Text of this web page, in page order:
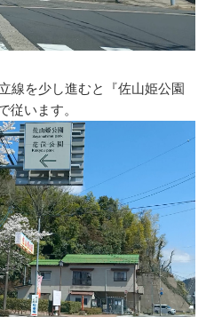
線を少し進むと『佐山姫公園
従います。